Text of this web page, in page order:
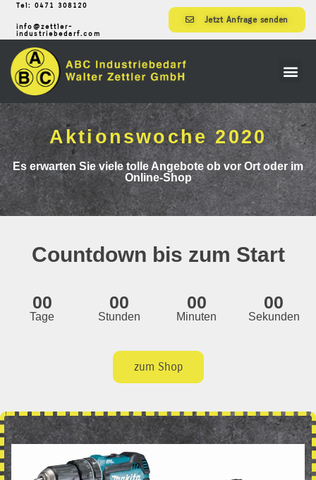
Tel: 0471 308120
info@zettler-
industriebedarf.com
Jetzt Anfrage senden
Aktionswoche 2020
Es erwarten Sie viele tolle Angebote ob vor Ort oder im
Online-Shop
Countdown bis zum Start
00
Tage
00
Stunden
00
Minuten
00
Sekunden
zum Shop